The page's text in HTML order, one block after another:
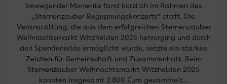
bewegender Momente fand kürzlich im Rahmen des
„Sternenzauber Begegnungskonzerts“ statt. Die
Veranstaltung, die aus dem erfolgreichen Sternenzauber
Weihnachtsmarkt Witzhelden 2025 hervorging und durch
den Spendenerlös ermöglicht wurde, setzte ein starkes
Zeichen für Gemeinschaft und Zusammenhalt. Beim
Sternenzauber Weihnachtsmarkt Witzhelden 2025
konnten insgesamt 2.800 Euro gesammelt…